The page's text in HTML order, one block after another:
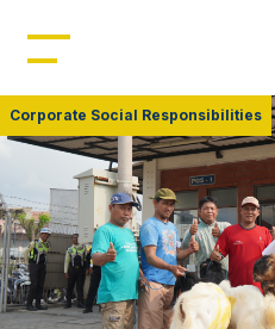
Home
Profil
Manajemen
Kepemimpinan
Sumber Daya
Corporate Social Responsibilities